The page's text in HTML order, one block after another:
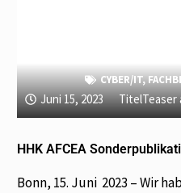
CYBER/IT,
Juni 15, 2023 TitelTeaser
HHK AFCEA
Bonn, 15. Juni 2023 – Wir